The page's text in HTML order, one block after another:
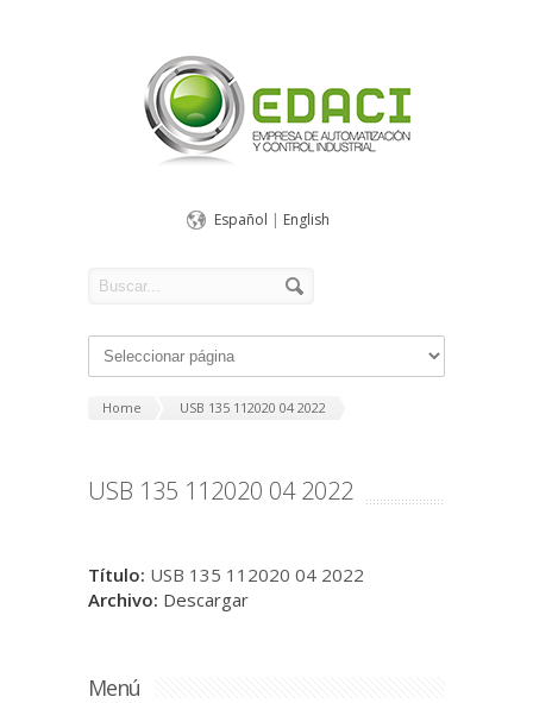
Español | English
Home USB 135 112020 04 2022
USB 135 112020 04 2022
Título: USB 135 112020 04 2022
Archivo: Descargar
Menú